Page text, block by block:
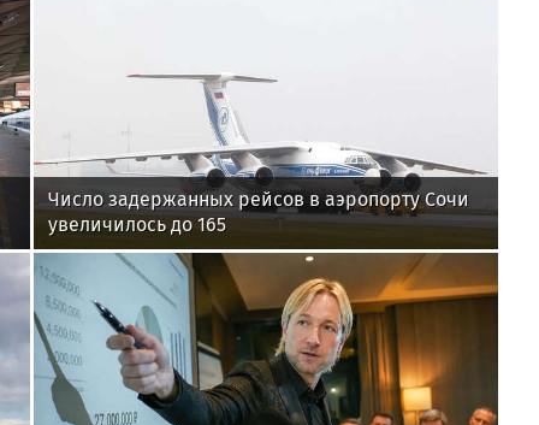
Число задержанных рейсов в аэропорту Сочи
увеличилось до 165